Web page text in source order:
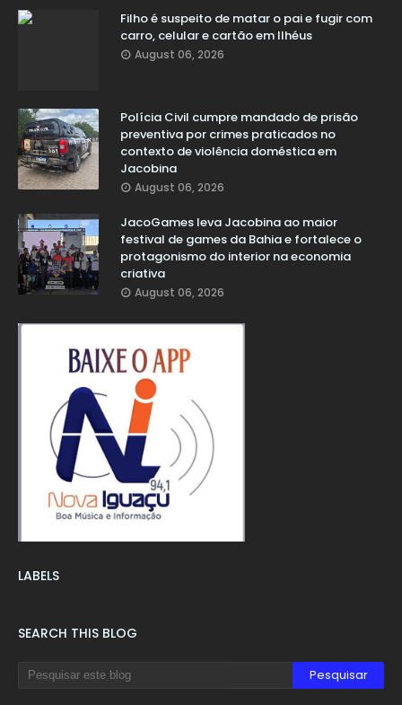
Filho é suspeito de matar o pai e fugir com
carro, celular e cartão em Ilhéus
August 06, 2026
Polícia Civil cumpre mandado de prisão
preventiva por crimes praticados no
contexto de violência doméstica em
Jacobina
August 06, 2026
JacoGames leva Jacobina ao maior
festival de games da Bahia e fortalece o
protagonismo do interior na economia
criativa
August 06, 2026
LABELS
SEARCH THIS BLOG